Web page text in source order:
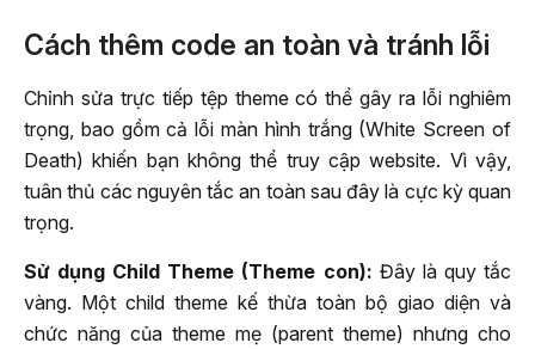
Cách thêm code an toàn và tránh lỗi
Chỉnh sửa trực tiếp tệp theme có thể gây ra lỗi nghiêm
trọng, bao gồm cả lỗi màn hình trắng (White Screen of
Death) khiến bạn không thể truy cập website. Vì vậy,
tuân thủ các nguyên tắc an toàn sau đây là cực kỳ quan
trọng.
Sử dụng Child Theme (Theme con): Đây là quy tắc
vàng. Một child theme kế thừa toàn bộ giao diện và
chức năng của theme mẹ (parent theme) nhưng cho